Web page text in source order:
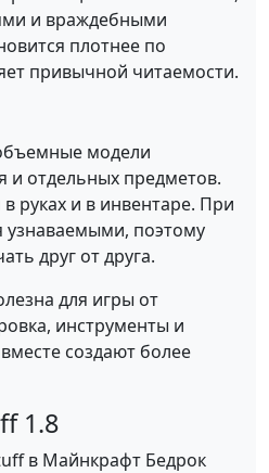
и враждебными
плотнее по
привычной читаемости.
модели
и отдельных предметов.
руках и в инвентаре. При
поэтому
друг от друга.
для игры от
инструменты и
создают более
1.8
в Майнкрафт Бедрок